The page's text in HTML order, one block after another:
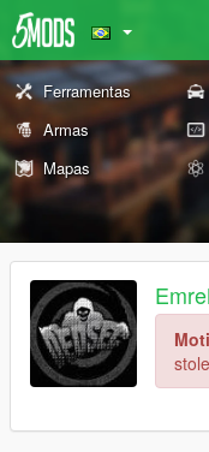
Ferramentas
Armas
Mapas